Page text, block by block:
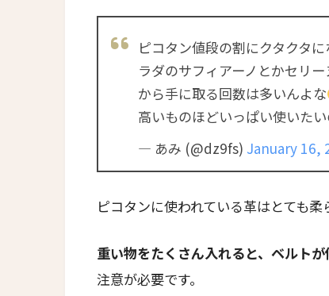
ピコタン値段の割にクタクタ
ラダのサフィアーノとかセリ
から手に取る回数は多いんよな
高いものほどいっぱい使いた
— あみ (@dz9fs) January 16,
ピコタンに使われている革はとても
重い物をたくさん入れると、ベルト
注意が必要です。